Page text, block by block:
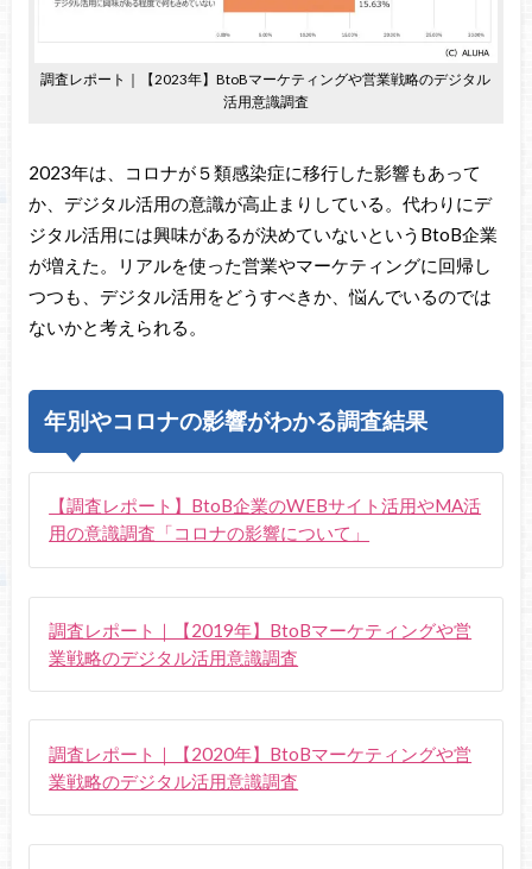
調査レポート｜【2023年】BtoBマーケティングや営業戦略のデジタル
活用意識調査
2023年は、コロナが５類感染症に移行した影響もあって
か、デジタル活用の意識が高止まりしている。代わりにデ
ジタル活用には興味があるが決めていないというBtoB企業
が増えた。リアルを使った営業やマーケティングに回帰し
つつも、デジタル活用をどうすべきか、悩んでいるのでは
ないかと考えられる。
年別やコロナの影響がわかる調査結果
【調査レポート】BtoB企業のWEBサイト活用やMA活
用の意識調査「コロナの影響について」
調査レポート｜【2019年】BtoBマーケティングや営
業戦略のデジタル活用意識調査
調査レポート｜【2020年】BtoBマーケティングや営
業戦略のデジタル活用意識調査